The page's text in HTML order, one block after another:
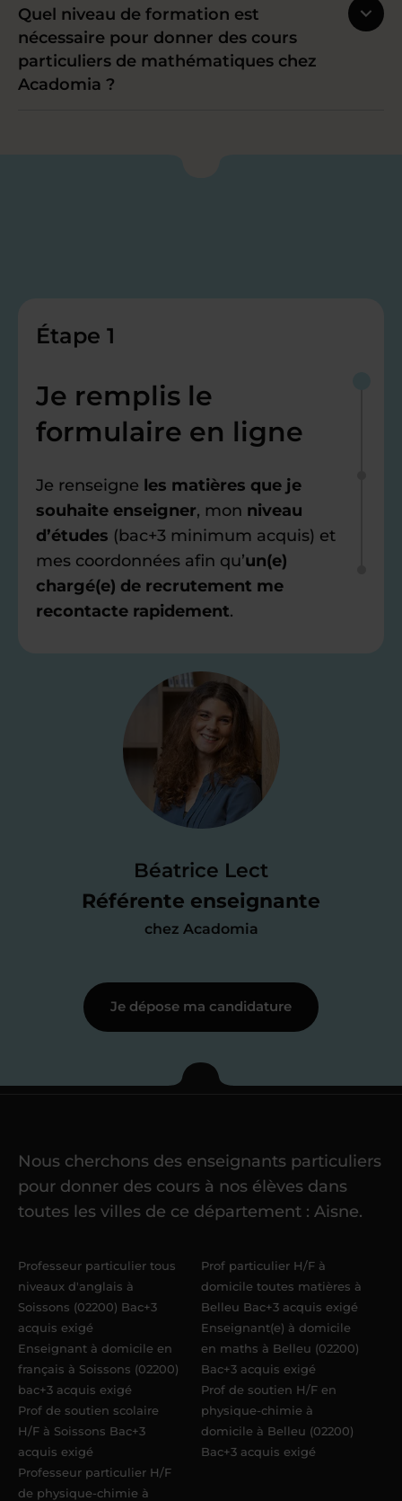
Quel niveau de formation est
nécessaire pour donner des cours
particuliers de mathématiques chez
Acadomia ?
Béatrice Lect
Référente enseignante
chez Acadomia
Étape 1
Je remplis le
formulaire en ligne
Je renseigne les matières que je
souhaite enseigner, mon niveau
d’études (bac+3 minimum acquis) et
mes coordonnées afin qu’un(e)
chargé(e) de recrutement me
recontacte rapidement.
Je valide ma
candidature
test de 15 minutes
des programmes scolaires(et pouvoir
me mettre à jour au besoin) et
j’échange en direct avec un chargé de
Étape 3
Je commence mes
Une fois ma candidature validée,mon
référent me confie mes premiers
élèvesdans un délai de6 jours
Acadomia.
Je dépose ma candidature
Nous cherchons des enseignants particuliers
pour donner des cours à nos élèves dans
toutes les villes de ce département : Aisne.
Professeur particulier tous
niveaux d'anglais à
Soissons (02200) Bac+3
acquis exigé
Enseignant à domicile en
français à Soissons (02200)
bac+3 acquis exigé
Prof de soutien scolaire
H/F à Soissons Bac+3
acquis exigé
Professeur particulier H/F
de physique-chimie à
Prof particulier H/F à
domicile toutes matières à
Belleu Bac+3 acquis exigé
Enseignant(e) à domicile
en maths à Belleu (02200)
Bac+3 acquis exigé
Prof de soutien H/F en
physique-chimie à
domicile à Belleu (02200)
Bac+3 acquis exigé